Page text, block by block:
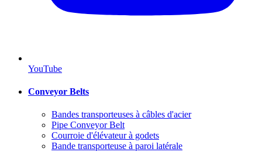
YouTube
Conveyor Belts
Bandes transporteuses à câbles d'acier
Pipe Conveyor Belt
Courroie d'élévateur à godets
Bande transporteuse à paroi latérale